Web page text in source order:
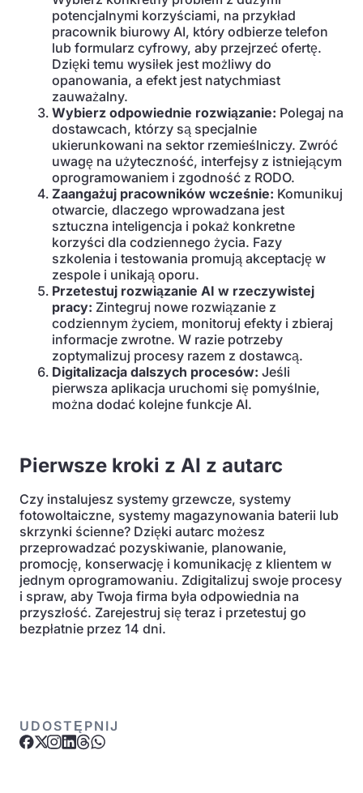
potencjalnymi korzyściami, na przykład
pracownik biurowy AI, który odbierze telefon
lub formularz cyfrowy, aby przejrzeć ofertę.
Dzięki temu wysiłek jest możliwy do
opanowania, a efekt jest natychmiast
zauważalny.
Wybierz odpowiednie rozwiązanie: Polegaj na
dostawcach, którzy są specjalnie
ukierunkowani na sektor rzemieślniczy. Zwróć
uwagę na użyteczność, interfejsy z istniejącym
oprogramowaniem i zgodność z RODO.
Zaangażuj pracowników wcześnie: Komunikuj
otwarcie, dlaczego wprowadzana jest
sztuczna inteligencja i pokaż konkretne
korzyści dla codziennego życia. Fazy
szkolenia i testowania promują akceptację w
zespole i unikają oporu.
Przetestuj rozwiązanie AI w rzeczywistej
pracy: Zintegruj nowe rozwiązanie z
codziennym życiem, monitoruj efekty i zbieraj
informacje zwrotne. W razie potrzeby
zoptymalizuj procesy razem z dostawcą.
Digitalizacja dalszych procesów: Jeśli
pierwsza aplikacja uruchomi się pomyślnie,
można dodać kolejne funkcje AI.
Pierwsze kroki z AI z autarc
Czy instalujesz systemy grzewcze, systemy
fotowoltaiczne, systemy magazynowania baterii lub
skrzynki ścienne? Dzięki autarc możesz
przeprowadzać pozyskiwanie, planowanie,
promocję, konserwację i komunikację z klientem w
jednym oprogramowaniu. Zdigitalizuj swoje procesy
i spraw, aby Twoja firma była odpowiednia na
przyszłość. Zarejestruj się teraz i przetestuj go
bezpłatnie przez 14 dni.
UDOSTĘPNIJ